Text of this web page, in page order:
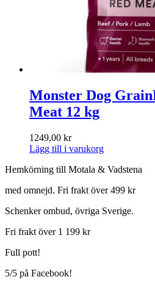
Monster Dog
Meat 12 kg
1249,00 kr
Lägg till i varukorg
Hemkörning till Motala & Vadstena
med omnejd. Fri frakt över 499 kr
Schenker ombud, övriga Sverige.
Fri frakt över 1 199 kr
Full pott!
5/5 på Facebook!